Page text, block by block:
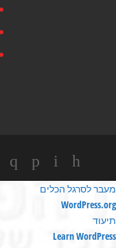
מעבר לסרגל הכלים
אודות
וורדפרס
WordPress.org
תיעוד
Learn WordPress